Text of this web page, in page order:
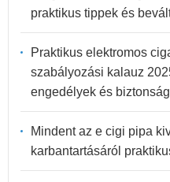
praktikus tippek és
Praktikus elektromos
szabályozási kalauz
engedélyek és
Mindent az e cigi pipa
karbantartásáról